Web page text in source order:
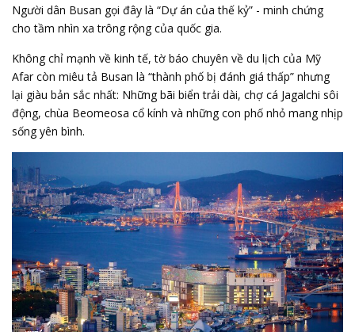
Người dân Busan gọi đây là “Dự án của thế kỷ” - minh chứng
cho tầm nhìn xa trông rộng của quốc gia.
Không chỉ mạnh về kinh tế, tờ báo chuyên về du lịch của Mỹ
Afar còn miêu tả Busan là “thành phố bị đánh giá thấp” nhưng
lại giàu bản sắc nhất: Những bãi biển trải dài, chợ cá Jagalchi sôi
động, chùa Beomeosa cổ kính và những con phố nhỏ mang nhịp
sống yên bình.